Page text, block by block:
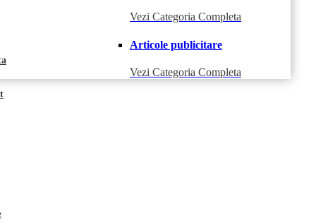
Vezi Categoria Completa
Articole publicitare
Vezi Categoria Completa